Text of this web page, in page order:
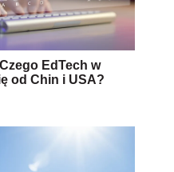
EdTech w
od Chin i USA?